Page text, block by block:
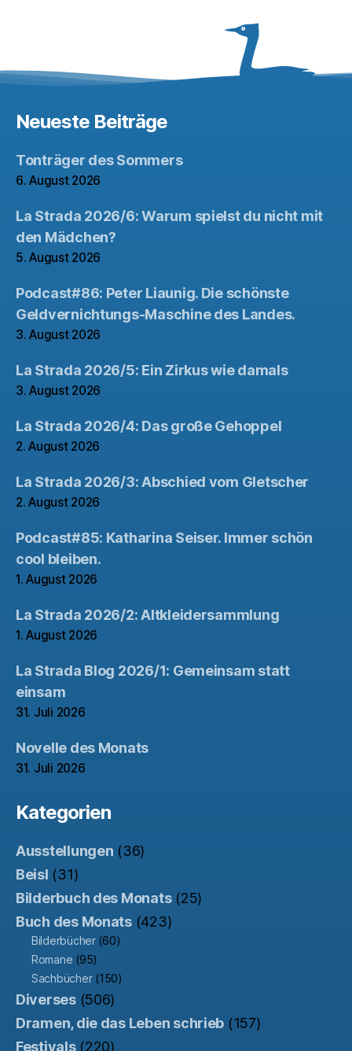
Neueste Beiträge
Tonträger des Sommers
6. August 2026
La Strada 2026/6: Warum spielst du nicht mit
den Mädchen?
5. August 2026
Podcast#86: Peter Liaunig. Die schönste
Geldvernichtungs-Maschine des Landes.
3. August 2026
La Strada 2026/5: Ein Zirkus wie damals
3. August 2026
La Strada 2026/4: Das große Gehoppel
2. August 2026
La Strada 2026/3: Abschied vom Gletscher
2. August 2026
Podcast#85: Katharina Seiser. Immer schön
cool bleiben.
1. August 2026
La Strada 2026/2: Altkleidersammlung
1. August 2026
La Strada Blog 2026/1: Gemeinsam statt
einsam
31. Juli 2026
Novelle des Monats
31. Juli 2026
Kategorien
Ausstellungen (36)
Beisl (31)
Bilderbuch des Monats(25)
Buch des Monats(423)
Bilderbücher(60)
Romane (95)
Sachbücher(150)
Diverses(506)
Dramen, die das Leben schrieb (157)
Festivals(220)